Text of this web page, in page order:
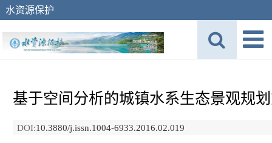
水资源保护
基于空间分析的城镇水系生态景观规
DOI:10.3880/j.issn.1004-6933.2016.02.019